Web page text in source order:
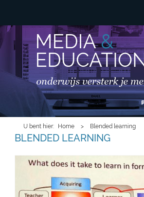
Overslaan en naar de
inhoud gaan
HOOFDMENU
U bent hier Home > Blended learning
BLENDED LEARNING
laurillard.jpg